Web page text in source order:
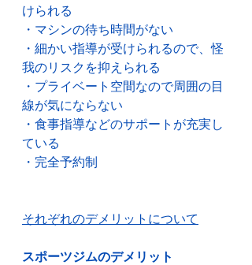
けられる
・マシンの待ち時間がない
・細かい指導が受けられるので、怪
我のリスクを抑えられる
・プライベート空間なので周囲の目
線が気にならない
・食事指導などのサポートが充実し
ている
・完全予約制
それぞれのデメリットについて
スポーツジムのデメリット